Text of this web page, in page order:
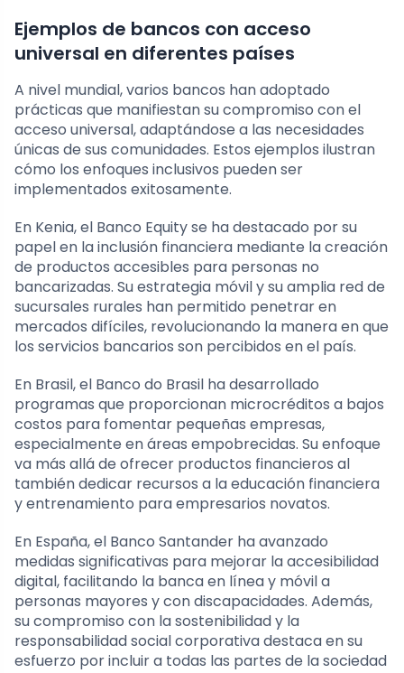
Ejemplos de bancos con acceso
universal en diferentes países
A nivel mundial, varios bancos han adoptado
prácticas que manifiestan su compromiso con el
acceso universal, adaptándose a las necesidades
únicas de sus comunidades. Estos ejemplos ilustran
cómo los enfoques inclusivos pueden ser
implementados exitosamente.
En Kenia, el Banco Equity se ha destacado por su
papel en la inclusión financiera mediante la creación
de productos accesibles para personas no
bancarizadas. Su estrategia móvil y su amplia red de
sucursales rurales han permitido penetrar en
mercados difíciles, revolucionando la manera en que
los servicios bancarios son percibidos en el país.
En Brasil, el Banco do Brasil ha desarrollado
programas que proporcionan microcréditos a bajos
costos para fomentar pequeñas empresas,
especialmente en áreas empobrecidas. Su enfoque
va más allá de ofrecer productos financieros al
también dedicar recursos a la educación financiera
y entrenamiento para empresarios novatos.
En España, el Banco Santander ha avanzado
medidas significativas para mejorar la accesibilidad
digital, facilitando la banca en línea y móvil a
personas mayores y con discapacidades. Además,
su compromiso con la sostenibilidad y la
responsabilidad social corporativa destaca en su
esfuerzo por incluir a todas las partes de la sociedad